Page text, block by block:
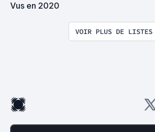
Vus en 2020
VOIR PLUS DE LISTES